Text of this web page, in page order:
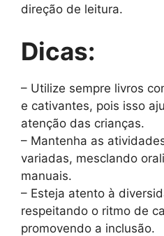
direção de leitura.
Dicas:
– Utilize sempre livros
e cativantes, pois isso
atenção das crianças.
– Mantenha as
variadas, mesclando
manuais.
– Esteja atento à
respeitando o ritmo de
promovendo a inclusão.